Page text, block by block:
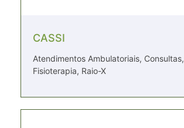
CASSI
Atendimentos Ambulatoriais, Consultas,
Fisioterapia, Raio-X